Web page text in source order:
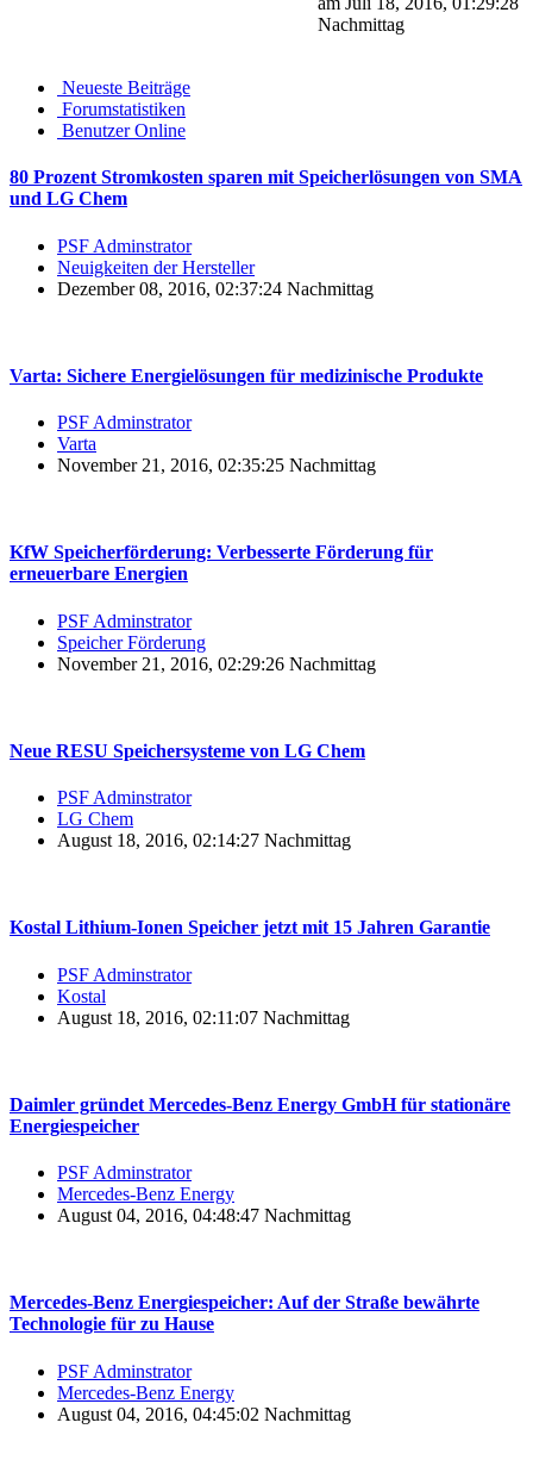
Nachmittag
Neueste Beiträge
Forumstatistiken
Benutzer Online
80 Prozent Stromkosten sparen mit Speicherlösungen von SMA
und LG Chem
PSF Adminstrator
Neuigkeiten der Hersteller
Dezember 08, 2016, 02:37:24 Nachmittag
Varta: Sichere Energielösungen für medizinische Produkte
PSF Adminstrator
Varta
November 21, 2016, 02:35:25 Nachmittag
KfW Speicherförderung: Verbesserte Förderung für
erneuerbare Energien
PSF Adminstrator
Speicher Förderung
November 21, 2016, 02:29:26 Nachmittag
Neue RESU Speichersysteme von LG Chem
PSF Adminstrator
LG Chem
August 18, 2016, 02:14:27 Nachmittag
Kostal Lithium-Ionen Speicher jetzt mit 15 Jahren Garantie
PSF Adminstrator
Kostal
August 18, 2016, 02:11:07 Nachmittag
Daimler gründet Mercedes-Benz Energy GmbH für stationäre
Energiespeicher
PSF Adminstrator
Mercedes-Benz Energy
August 04, 2016, 04:48:47 Nachmittag
Mercedes-Benz Energiespeicher: Auf der Straße bewährte
Technologie für zu Hause
PSF Adminstrator
Mercedes-Benz Energy
August 04, 2016, 04:45:02 Nachmittag